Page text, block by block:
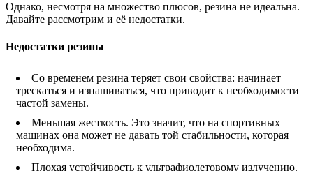
Однако, несмотря на множество плюсов, резина не идеальна.
Давайте рассмотрим и её недостатки.
Недостатки резины
Со временем резина теряет свои свойства: начинает
трескаться и изнашиваться, что приводит к необходимости
частой замены.
Меньшая жесткость. Это значит, что на спортивных
машинах она может не давать той стабильности, которая
необходима.
Плохая устойчивость к ультрафиолетовому излучению.